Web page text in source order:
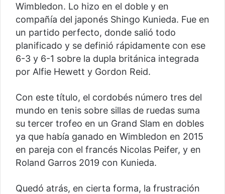
Wimbledon. Lo hizo en el doble y en
compañía del japonés Shingo Kunieda. Fue en
un partido perfecto, donde salió todo
planificado y se definió rápidamente con ese
6-3 y 6-1 sobre la dupla británica integrada
por Alfie Hewett y Gordon Reid.
Con este título, el cordobés número tres del
mundo en tenis sobre sillas de ruedas suma
su tercer trofeo en un Grand Slam en dobles
ya que había ganado en Wimbledon en 2015
en pareja con el francés Nicolas Peifer, y en
Roland Garros 2019 con Kunieda.
Quedó atrás, en cierta forma, la frustración